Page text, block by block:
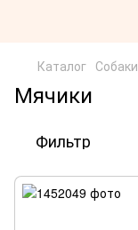
Каталог Собаки
Мячики
Фильтр